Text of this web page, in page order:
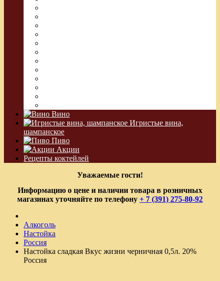
Вино
Игристые вина,
шампанское
Пиво
Акции
Рецепты коктейлей
Уважаемые гости!
Информацию о цене и наличии товара в розничных
магазинах уточняйте по телефону + 7 (391) 275-80-92
Алкоголь
Настойка
Россия
Настойка сладкая Вкус жизни черничная 0,5л. 20%
Россия